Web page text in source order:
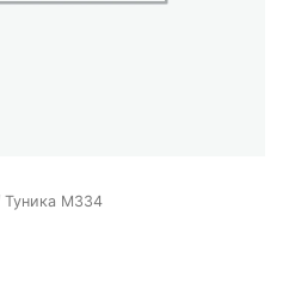
Туника М334